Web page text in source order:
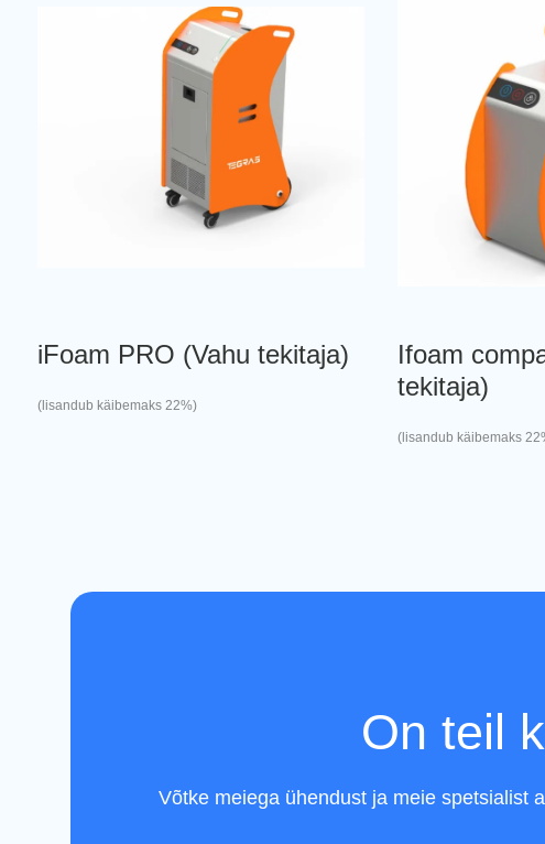
iFoam PRO (Vahu tekitaja)
(lisandub käibemaks 22%)
Ifoam
tekitaja)
(lisandub käibemaks
On teil
Võtke meiega ühendust ja meie spetsialist